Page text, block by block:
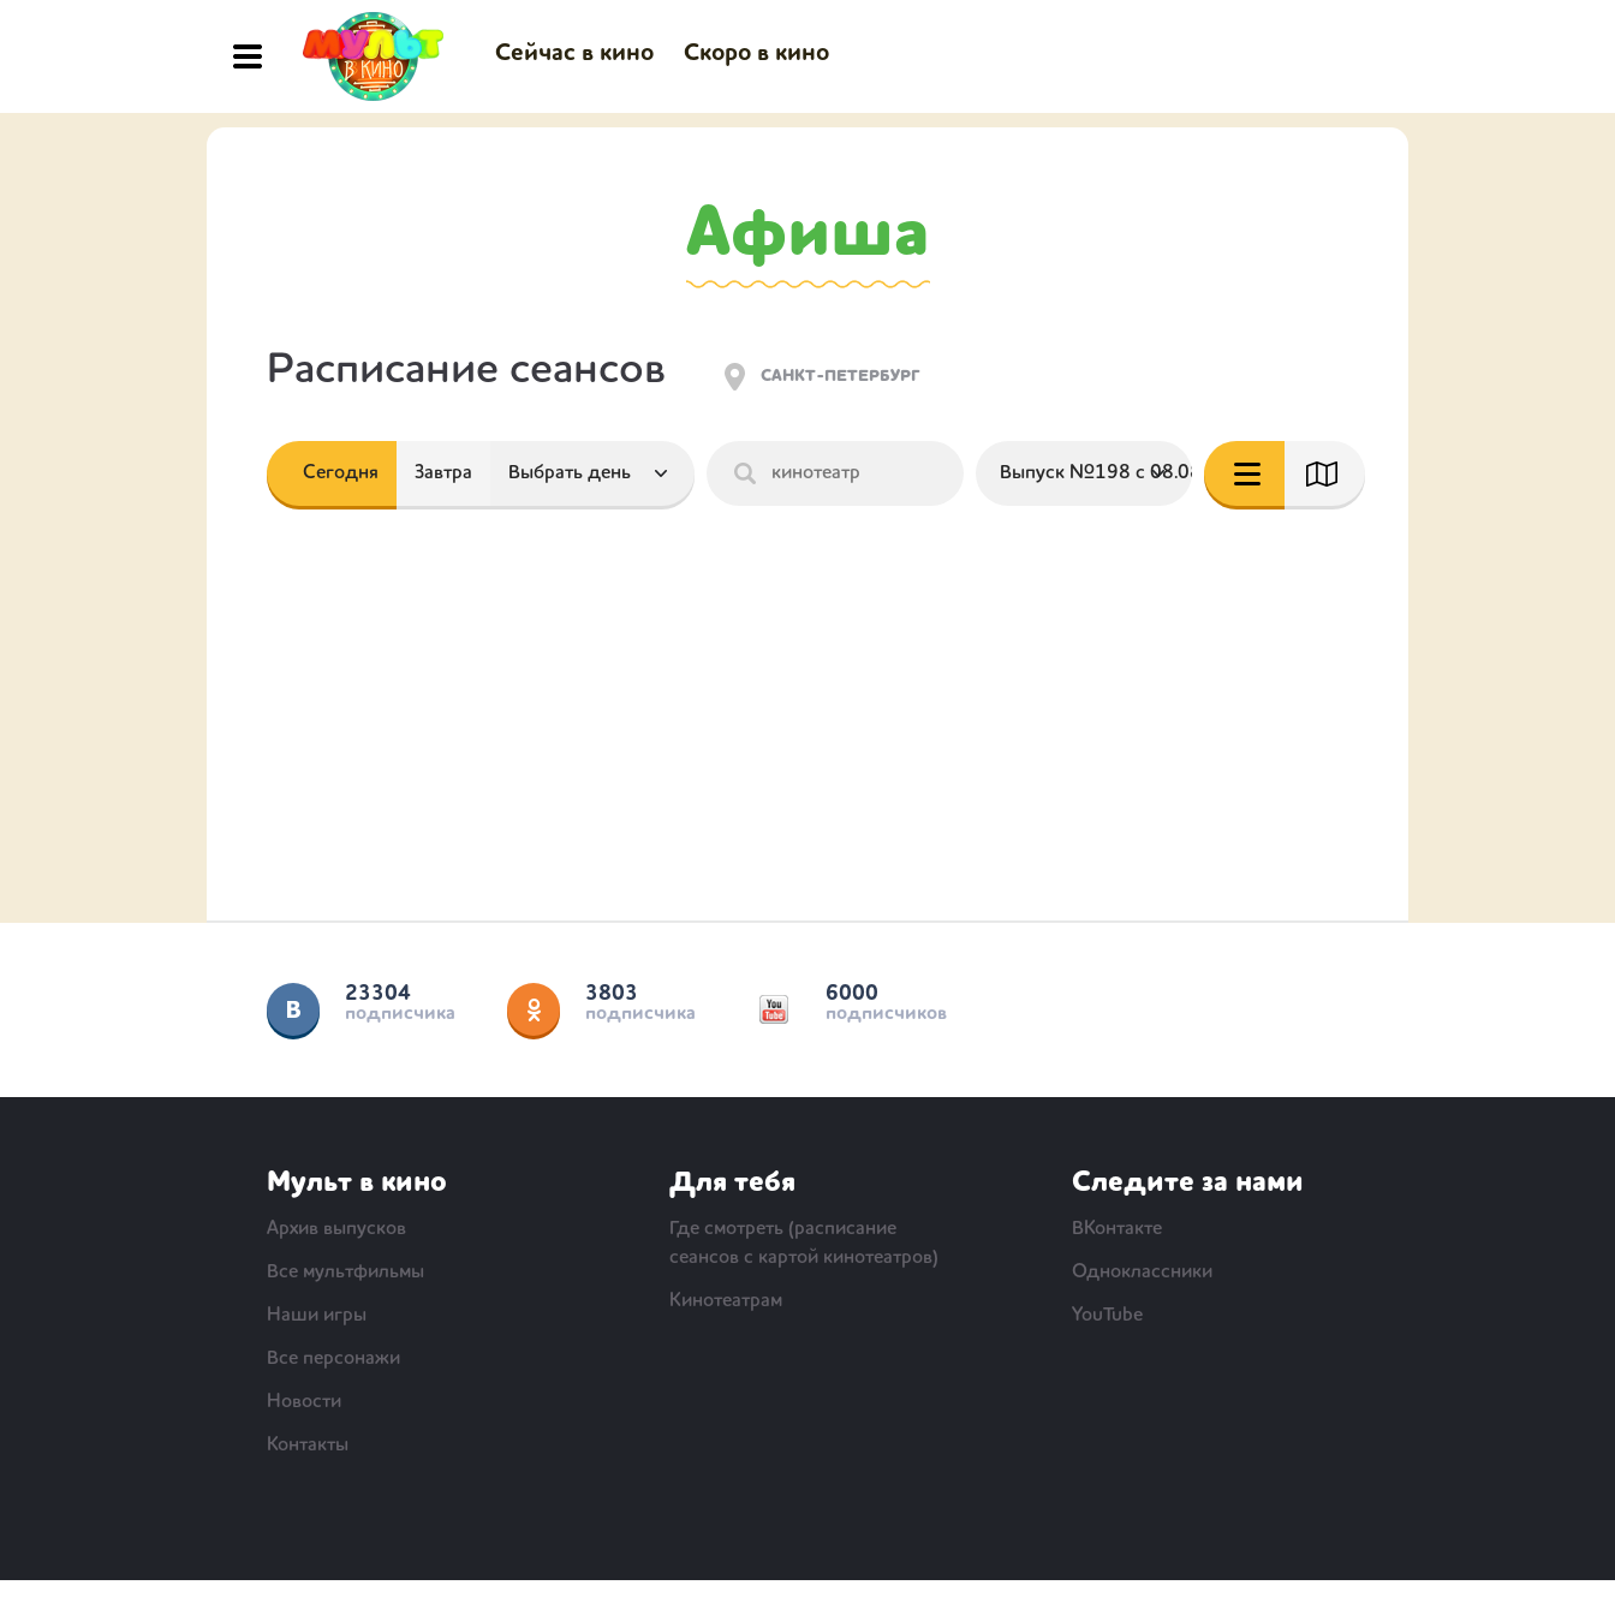
Сейчас в кино Скоро в кино
Афиша
Расписание сеансов
Сегодня Завтра
23304
подписчика
3803
подписчика
6000
подписчиков
Мульт в кино
Архив выпусков
Все мультфильмы
Наши игры
Все персонажи
Новости
Контакты
Для тебя
Где смотреть (расписание
сеансов с картой кинотеатров)
Кинотеатрам
Следите за нами
ВКонтакте
Одноклассники
YouTube